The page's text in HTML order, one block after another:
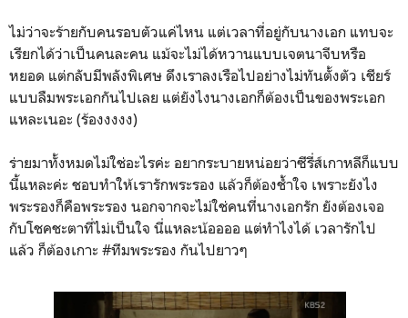
ไม่ว่าจะร้ายกับคนรอบตัวแค่ไหน แต่เวลาที่อยู่กับนางเอก แทบจะ
เรียกได้ว่าเป็นคนละคน แม้จะไม่ได้หวานแบบเจตนาจีบหรือ
หยอด แต่กลับมีพลังพิเศษ ดึงเราลงเรือไปอย่างไม่ทันตั้งตัว เชียร์
แบบลืมพระเอกกันไปเลย แต่ยังไงนางเอกก็ต้องเป็นของพระเอก
แหละเนอะ (ร้องงงงง)
ร่ายมาทั้งหมดไม่ใช่อะไรค่ะ อยากระบายหน่อยว่าซีรี่ส์เกาหลีก็แบบ
นี้แหละค่ะ ชอบทำให้เรารักพระรอง แล้วก็ต้องช้ำใจ เพราะยังไง
พระรองก็คือพระรอง นอกจากจะไม่ใช่คนที่นางเอกรัก ยังต้องเจอ
กับโชคชะตาที่ไม่เป็นใจ นี่แหละน้ออออ แต่ทำไงได้ เวลารักไป
แล้ว ก็ต้องเกาะ #ทีมพระรอง กันไปยาวๆ